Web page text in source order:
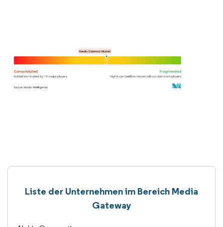
Liste der Unternehmen im Bereich Media
Gateway